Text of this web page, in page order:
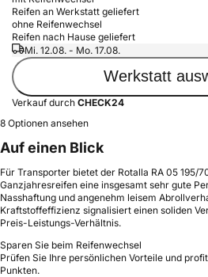
Reifen an Werkstatt geliefert
ohne Reifenwechsel
Reifen nach Hause geliefert
Mi. 12.08. - Mo. 17.08.
Werkstatt
Verkauf durch CHECK24
8 Optionen ansehen
Auf einen Blick
Für Transporter bietet der Rotalla RA 05 195/
Ganzjahresreifen eine insgesamt sehr gute
Nasshaftung und angenehm leisem
Kraftstoffeffizienz signalisiert einen soliden
Preis-Leistungs-Verhältnis.
Sparen Sie beim Reifenwechsel
Prüfen Sie Ihre persönlichen Vorteile und
Punkten.